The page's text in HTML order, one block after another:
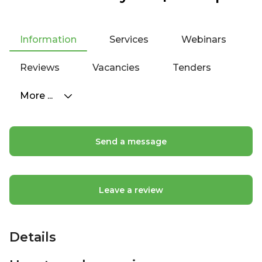
Information Services Webinars
Reviews Vacancies Tenders
More ...
Send a message
Leave a review
Details